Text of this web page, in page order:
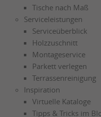
Tische nach Maß
Serviceleistungen
Serviceüberblick
Holzzuschnitt
Montageservice
Parkett verlegen
Terrassenreinigung
Inspiration
Virtuelle Kataloge
Tipps & Tricks im